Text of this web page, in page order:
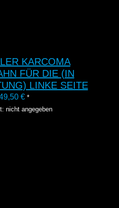
KARCOMA
FÜR DIE (IN
LINKE SEITE
€ *
nicht angegeben